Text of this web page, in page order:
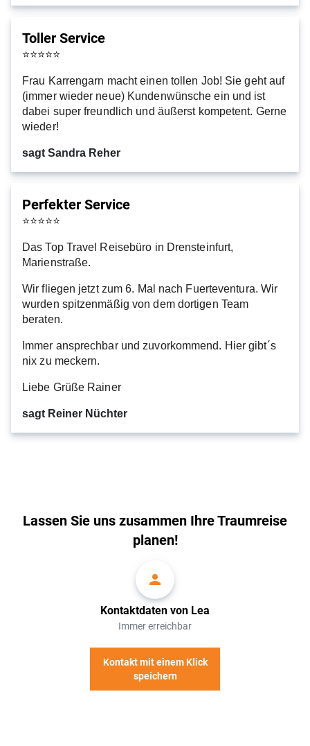
Toller Service
⭐⭐⭐⭐⭐
Frau Karrengarn macht einen tollen Job! Sie geht auf
(immer wieder neue) Kundenwünsche ein und ist
dabei super freundlich und äußerst kompetent. Gerne
wieder!
sagt Sandra Reher
Perfekter Service
⭐⭐⭐⭐⭐
Das Top Travel Reisebüro in Drensteinfurt,
Marienstraße.
Wir fliegen jetzt zum 6. Mal nach Fuerteventura. Wir
wurden spitzenmäßig von dem dortigen Team
beraten.
Immer ansprechbar und zuvorkommend. Hier gibt´s
nix zu meckern.
Liebe Grüße Rainer
sagt Reiner Nüchter
Lassen Sie uns zusammen Ihre Traumreise
planen!
Kontaktdaten von Lea
Immer erreichbar
Kontakt mit einem Klick
speichern